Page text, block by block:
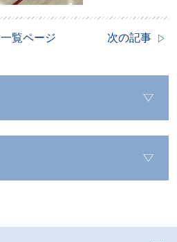
一覧ページ 次の記事